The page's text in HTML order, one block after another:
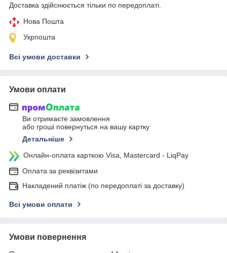
Доставка здійснюється тільки по передоплаті.
Нова Пошта
Укрпошта
Всі умови доставки
Умови оплати
Ви отримаєте замовлення
або гроші повернуться на вашу картку
Детальніше
Онлайн-оплата карткою Visa, Mastercard - LiqPay
Оплата за реквізитами
Накладений платіж (по передоплаті за доставку)
Всі умови оплати
Умови повернення